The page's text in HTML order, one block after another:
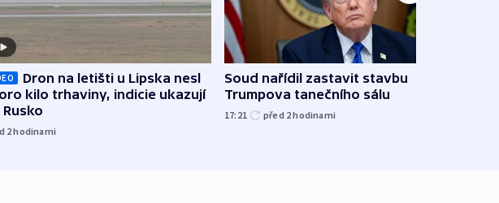
Dron na letišti u Lipska nesl
kilo trhaviny, indicie ukazují
Rusko
2hodinami
Soud nařídil zastavit stavbu
Trumpova tanečního sálu
17:21 před 2hodinami